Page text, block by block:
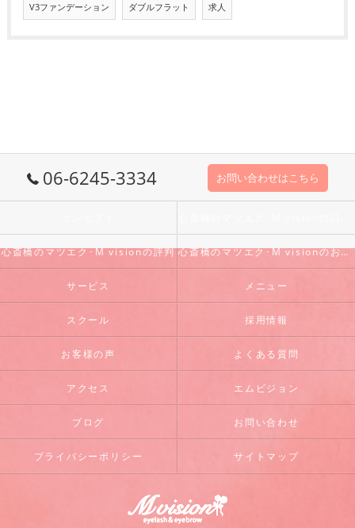
V3ファンデーション ダブルフラット 求人
06-6245-3334 お問い合わせはこちら
心斎橋のマツエク･M visionの評判 心斎橋のマツエク･M visionのお客様の声
サービス メニュー
スクール 採用情報
お客様の声 よくある質問
アクセス エムビジョン
ブログ お問い合わせ
プライバシーポリシー サイトマップ